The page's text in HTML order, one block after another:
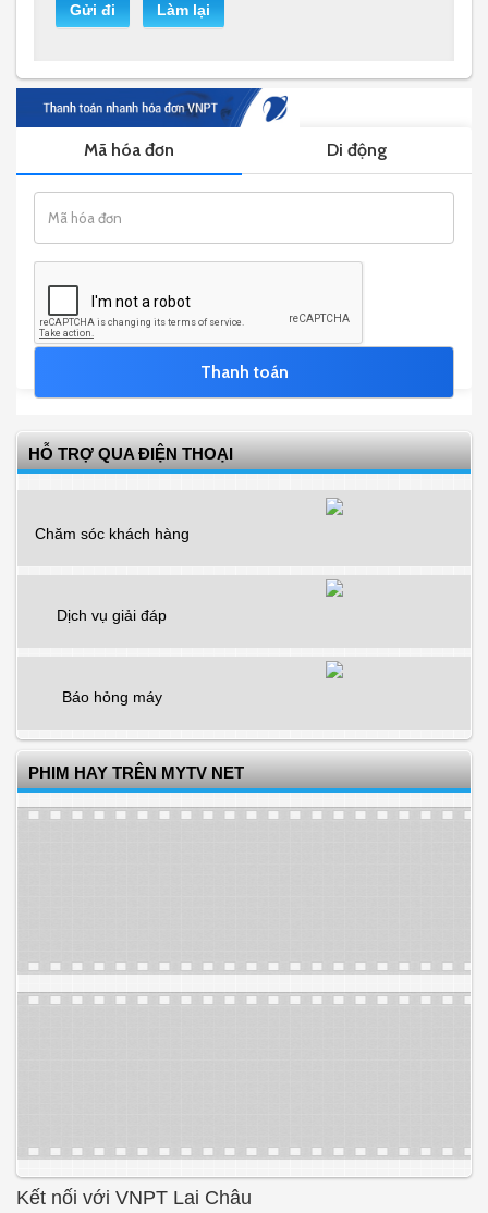
Gửi đi Làm lại
HỖ TRỢ QUA ĐIỆN THOẠI
Chăm sóc khách hàng
Dịch vụ giải đáp
Báo hỏng máy
PHIM HAY TRÊN MYTV NET
Kết nối với VNPT Lai Châu